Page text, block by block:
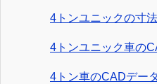
4トンユニックの寸
4トンユニック車の
4トン車のCADデー